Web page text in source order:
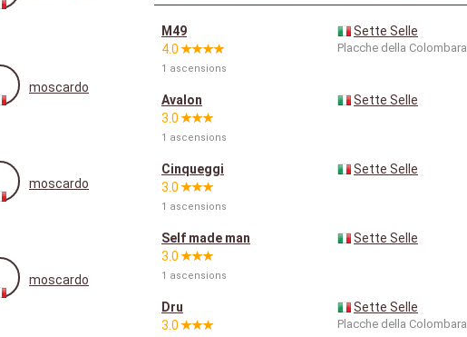
moscardo
moscardo
moscardo
M49
4.0
1 ascensions
Sette Selle
Placche della Colombara
Avalon
3.0
1 ascensions
Sette Selle
Cinqueggi
3.0
1 ascensions
Sette Selle
Self made man
3.0
1 ascensions
Sette Selle
Dru
3.0
Sette Selle
Placche della Colombara